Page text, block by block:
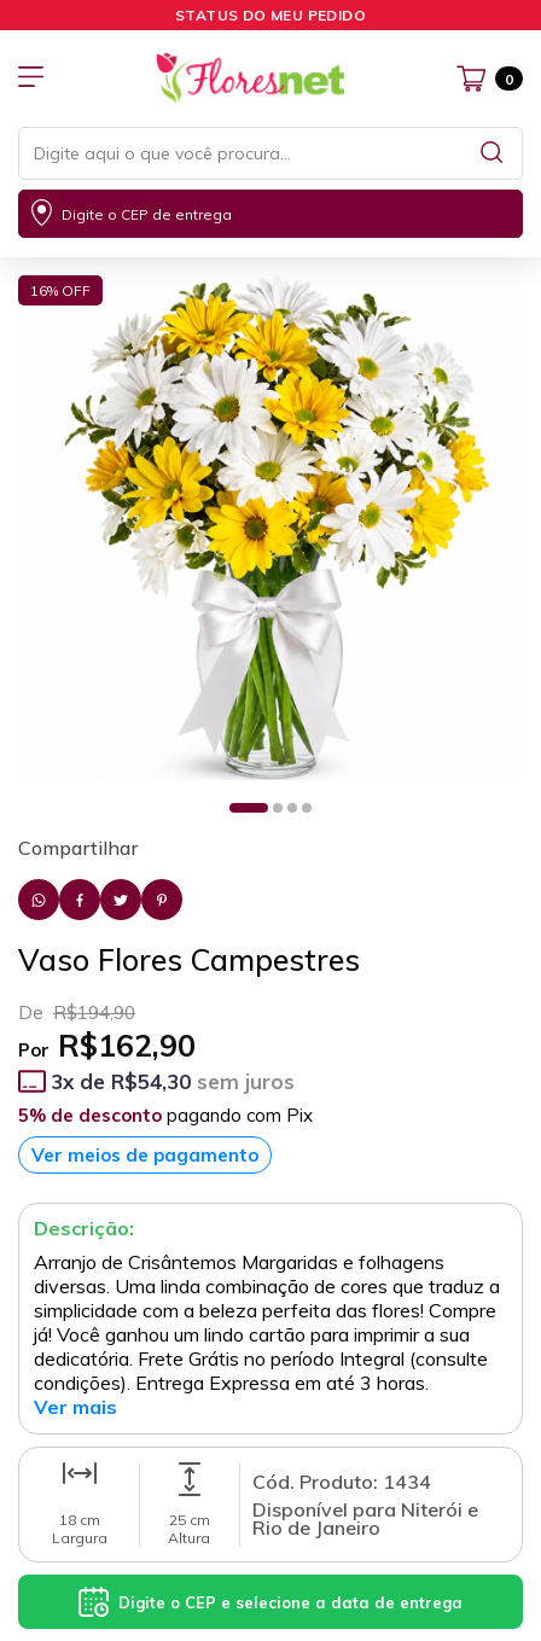
STATUS DO MEU PEDIDO
0
Digite o CEP de entrega
16% OFF
Compartilhar
Vaso Flores Campestres
De R$194,90
Por R$162,90
3x de R$54,30 sem juros
5% de desconto pagando com Pix
Ver meios de pagamento
Descrição:
Arranjo de Crisântemos Margaridas e folhagens
diversas. Uma linda combinação de cores que traduz a
simplicidade com a beleza perfeita das flores! Compre
já! Você ganhou um lindo cartão para imprimir a sua
dedicatória. Frete Grátis no período Integral (consulte
condições). Entrega Expressa em até 3 horas.
Ver mais
18 cm
Largura
25 cm
Altura
Cód. Produto: 1434
Disponível para Niterói e
Rio de Janeiro
Digite o CEP e selecione a data de entrega